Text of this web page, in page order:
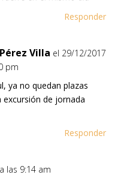
Responder
Villa el 29/12/2017
pm
ya no quedan plazas
excursión de jornada
Responder
las 9:14 am